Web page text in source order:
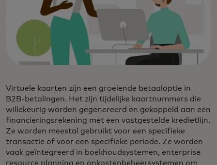
Virtuele kaarten zijn een groeiende betaaloptie in
B2B-betalingen. Het zijn tijdelijke kaartnummers die
willekeurig worden gegenereerd en gekoppeld aan een
financieringsrekening met een vastgestelde kredietlijn.
Ze worden meestal gebruikt voor een specifieke
transactie of voor een specifieke periode. Ze worden
vaak geïntegreerd in boekhoudsystemen, enterprise
resource planning en onkostenbeheersystemen om